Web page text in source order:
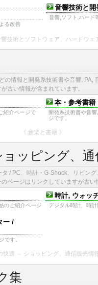
る改善
音響技術と
音響,ソフト,ハード
響技術とソフトウェア、ハードウェ
の情報と開発系技術書や音響, PA,
古い情報が含まれています。
紹介ページで
本・参考書籍
開発系技術書や音
ジです。
《 音楽と書籍 》
ッピング、
/ PC、時計・G-Shock、リビン
ページはリンクしていますが古
のご紹介ページ
ー /
です。
時計, ウォッ
デジタル時計、時
快適 ～ ショッピング、通信販売情
集